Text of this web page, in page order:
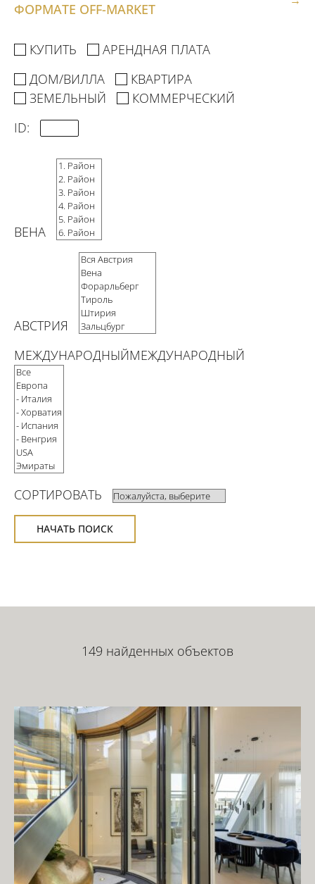
КОМПАНИЯ
ДЛЯ ПРОДАВЦОВ
ИНВЕСТОРЫ
ДЛЯ РАЗРАБОТЧИКОВ
СВЯЗАТЬСЯ
ФОРМАТЕ OFF-MARKET
КУПИТЬ
АРЕНДНАЯ ПЛАТА
ДОМ/ВИЛЛА
КВАРТИРА
ЗЕМЕЛЬНЫЙ
КОММЕРЧЕСКИЙ
ID:
ВЕНА
АВСТРИЯ
МЕЖДУНАРОДНЫЙМЕЖДУНАРОДНЫЙ
СОРТИРОВАТЬ
НАЧАТЬ ПОИСК
149 найденных объектов